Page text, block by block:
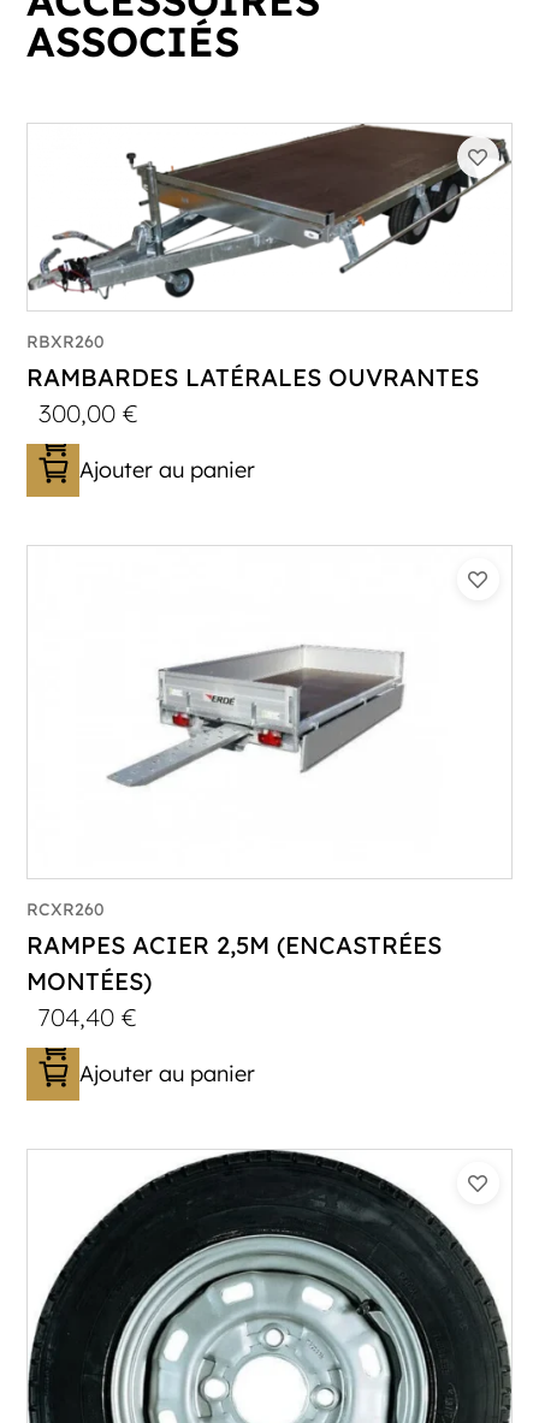
ASSOCIÉS
RBXR260
RAMBARDES LATÉRALES OUVRANTES
300,00€
Ajouter au panier
RCXR260
RAMPES ACIER 2,5M (ENCASTRÉES
MONTÉES)
704,40€
Ajouter au panier